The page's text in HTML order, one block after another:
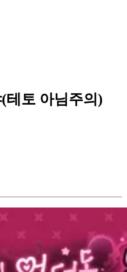
테토 아님주의)